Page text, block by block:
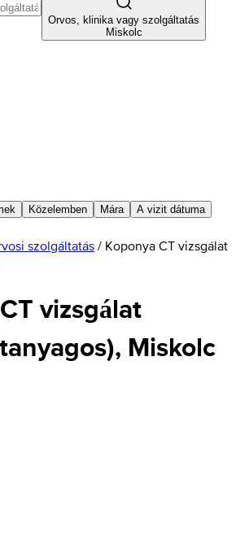
Orvos, klinika vagy szolgáltatás
Miskolc
Közelemben Mára
A vizit dátuma
szolgáltatás / Koponya CT vizsgálat
vizsgálat
Miskolc